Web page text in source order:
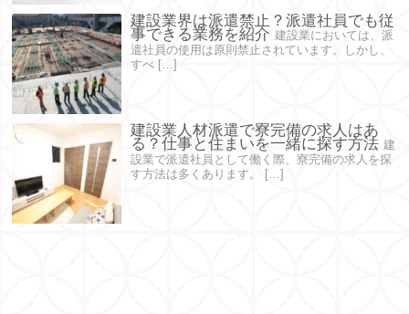
建設業界は派遣禁止？派遣社員でも従
事できる業務を紹介 建設業においては、派
遣社員の使用は原則禁止されています。しかし、
すべ […]
建設業人材派遣で寮完備の求人はあ
る？仕事と住まいを一緒に探す方法 建
設業で派遣社員として働く際、寮完備の求人を探
す方法は多くあります。 […]